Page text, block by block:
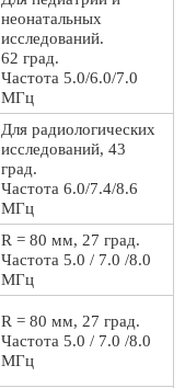
неонатальных
исследований.
62 град.
Частота 5.0/6.0/7.0
МГц
Для радиологических
исследований, 43
град.
Частота 6.0/7.4/8.6
МГц
R = 80 мм, 27 град.
Частота 5.0 / 7.0 /8.0
МГц
R = 80 мм, 27 град.
Частота 5.0 / 7.0 /8.0
МГц